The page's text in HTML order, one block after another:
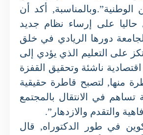
أكد أن
حاليا على إرساء نظام جديد
دورها الريادي في خلق
على التعليم الذي يؤدي إلى
ناشئة وتحقيق القفزة
منها, لتصبح قاطرة حقيقية
تساهم في الانتقال بالمجتمع
والتقدم والازدهار”.
في طور الدكتوراه, قال